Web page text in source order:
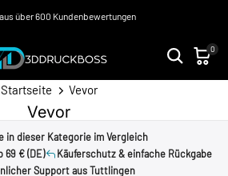
über 600 Kundenbewertungen
0
Startseite Vevor
Vevor
in dieser Kategorie im Vergleich
69 € (DE)
Käuferschutz & einfache Rückgabe
Support aus Tuttlingen